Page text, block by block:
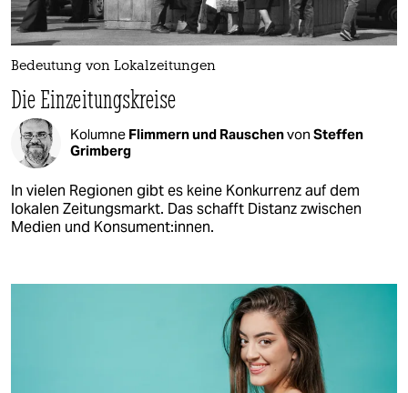
Bedeutung von Lokalzeitungen
Die Einzeitungskreise
Kolumne Flimmern und Rauschenvon Steffen
Grimberg
In vielen Regionen gibt es keine Konkurrenz auf dem
lokalen Zeitungsmarkt. Das schafft Distanz zwischen
Medien und Konsument:innen.